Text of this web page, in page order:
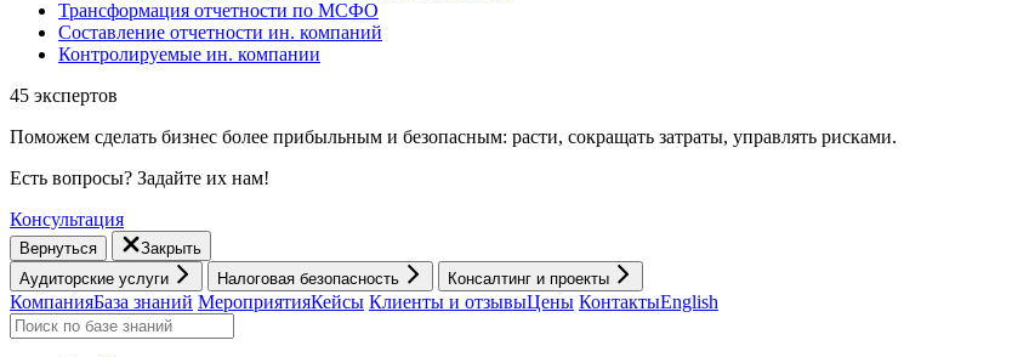
Трансформация отчетности по МСФО
Составление отчетности ин. компаний
Контролируемые ин. компании
45 экспертов
Поможем сделать бизнес более прибыльным и безопасным: расти, cокращать затраты, управлять рисками.
Есть вопросы? Задайте их нам!
Консультация
Вернуться
Закрыть
Аудиторские услуги
Налоговая безопасность Консалтинг и проекты
КомпанияБаза знаний МероприятияКейсы Клиенты и отзывыЦены КонтактыEnglish